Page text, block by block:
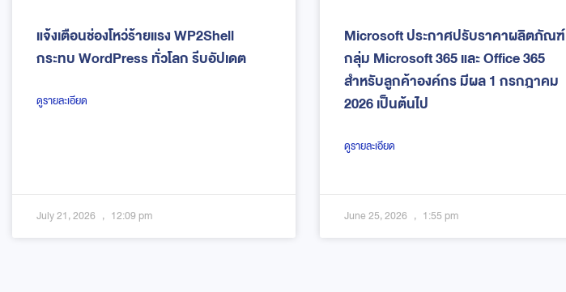
แจ้งเตือนช่องโหว่ร้ายแรง WP2Shell
กระทบ WordPress ทั่วโลก รีบอัปเดต
ดูรายละเอียด
July 21, 2026 12:09 pm
Microsoft ประกาศปรับราคาผลิตภัณฑ์
กลุ่ม Microsoft 365 และ Office 365
สำหรับลูกค้าองค์กร มีผล 1 กรกฎาคม
2026 เป็นต้นไป
ดูรายละเอียด
June 25, 2026 1:55 pm